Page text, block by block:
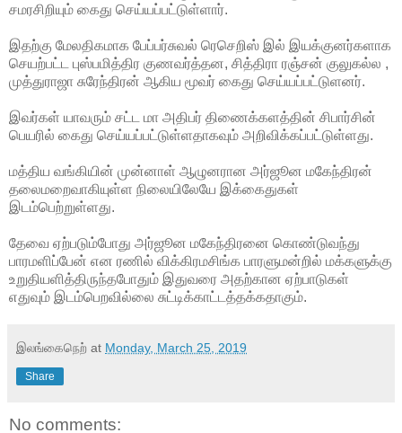
சமரசிறியும் கைது செய்யப்பட்டுள்ளார்.
இதற்கு மேலதிகமாக பேப்பர்சுவல் ரெசெறிஸ் இல் இயக்குனர்களாக
செயற்பட்ட புஸ்பமித்திர குணவர்த்தன, சித்திரா ரஞ்சன் குலுகல்ல ,
முத்துராஜா சுரேந்திரன் ஆகிய மூவர் கைது செய்யப்பட்டுளனர்.
இவர்கள் யாவரும் சட்ட மா அதிபர் திணைக்களத்தின் சிபார்சின்
பெயரில் கைது செய்யப்பட்டுள்ளதாகவும் அறிவிக்கப்பட்டுள்ளது.
மத்திய வங்கியின் முன்னாள் ஆழுனரான அர்ஜூன மகேந்திரன்
தலைமறைவாகியுள்ள நிலையிலேயே இக்கைதுகள்
இடம்பெற்றுள்ளது.
தேவை ஏற்படும்போது அர்ஜூன மகேந்திரனை கொண்டுவந்து
பாரமளிப்பேன் என ரணில் விக்கிரமசிங்க பாரளுமன்றில் மக்களுக்கு
உறுதியளித்திருந்தபோதும் இதுவரை அதற்கான ஏற்பாடுகள்
எதுவும் இடம்பெறவில்லை சுட்டிக்காட்டத்தக்கதாகும்.
இலங்கைநெற் at Monday, March 25, 2019
Share
No comments: